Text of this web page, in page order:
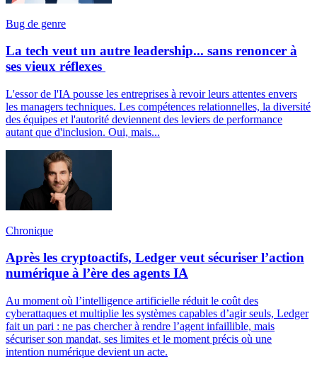
Bug de genre
La tech veut un autre leadership... sans renoncer à
ses vieux réflexes
L'essor de l'IA pousse les entreprises à revoir leurs attentes envers
les managers techniques. Les compétences relationnelles, la diversité
des équipes et l'autorité deviennent des leviers de performance
autant que d'inclusion. Oui, mais...
Chronique
Après les cryptoactifs, Ledger veut sécuriser l’action
numérique à l’ère des agents IA
Au moment où l’intelligence artificielle réduit le coût des
cyberattaques et multiplie les systèmes capables d’agir seuls, Ledger
fait un pari : ne pas chercher à rendre l’agent infaillible, mais
sécuriser son mandat, ses limites et le moment précis où une
intention numérique devient un acte.